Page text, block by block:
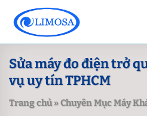
content
Sửa máy đo điện trở
vụ uy tín TPHCM
Trang chủ»Chuyên Mục Máy